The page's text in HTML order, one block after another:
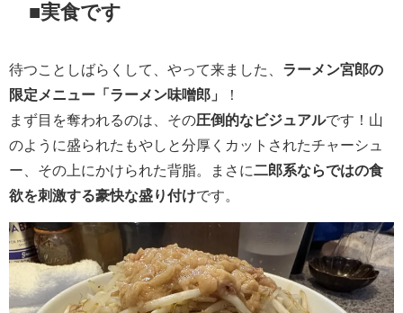
■実食です
待つことしばらくして、やって来ました、 ラーメン宮郎の
限定メニュー「ラーメン味噌郎」
！
まず目を奪われるのは、その圧倒的なビジュアルです！山
のように盛られたもやしと分厚くカットされたチャーシュ
ー、その上にかけられた背脂。まさに 二郎系ならではの食
欲を刺激する豪快な盛り付けです。